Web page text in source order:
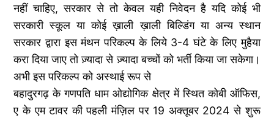
नहीं चाहिए, सरकार से तो केवल यही निवेदन है यदि कोई भी
सरकारी स्कूल या कोई ख़ाली ख़ाली बिल्डिंग या अन्य स्थान
सरकार द्वारा इस मंथन परिकल्प के लिये 3-4 घंटे के लिए मुहैया
करा दिया जाए तो ज़्यादा से ज़्यादा बच्चों को भर्ती किया जा सकेगा।
अभी इस परिकल्प को अस्थाई रूप से
बहादुरगढ़ के गणपति धाम ओद्योगिक क्षेत्र में स्थित कोबी ऑफिस,
ए के एम टावर की पहली मंज़िल पर 19 अक्तूबर 2024 से शुरू